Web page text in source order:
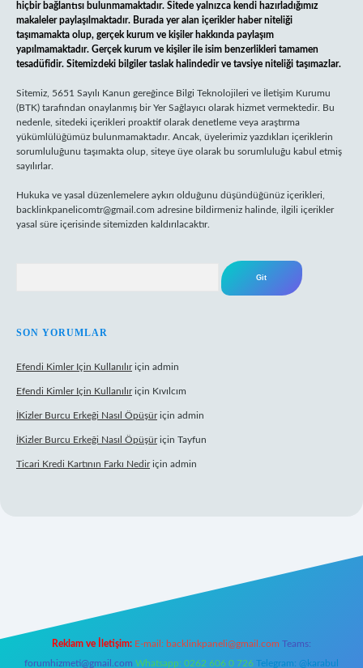
hiçbir bağlantısı bulunmamaktadır. Sitede yalnızca kendi hazırladığımız
makaleler paylaşılmaktadır. Burada yer alan içerikler haber niteliği
taşımamakta olup, gerçek kurum ve kişiler hakkında paylaşım
yapılmamaktadır. Gerçek kurum ve kişiler ile isim benzerlikleri tamamen
tesadüfidir. Sitemizdeki bilgiler taslak halindedir ve tavsiye niteliği taşımazlar.
Sitemiz, 5651 Sayılı Kanun gereğince Bilgi Teknolojileri ve İletişim Kurumu
(BTK) tarafından onaylanmış bir Yer Sağlayıcı olarak hizmet vermektedir. Bu
nedenle, sitedeki içerikleri proaktif olarak denetleme veya araştırma
yükümlülüğümüz bulunmamaktadır. Ancak, üyelerimiz yazdıkları içeriklerin
sorumluluğunu taşımakta olup, siteye üye olarak bu sorumluluğu kabul etmiş
sayılırlar.
Hukuka ve yasal düzenlemelere aykırı olduğunu düşündüğünüz içerikleri,
backlinkpanelicomtr@gmail.com adresine bildirmeniz halinde, ilgili içerikler
yasal süre içerisinde sitemizden kaldırılacaktır.
SON YORUMLAR
Efendi Kimler Için Kullanılıriçin admin
Efendi Kimler Için Kullanılıriçin Kıvılcım
İKizler Burcu Erkeği Nasıl Öpüşüriçin admin
İKizler Burcu Erkeği Nasıl Öpüşüriçin Tayfun
Ticari Kredi Kartının Farkı Nediriçin admin
Reklam ve İletişim: E-mail: backlinkpaneli@gmail.com Teams:
forumhizmeti@gmail.com Whatsapp: 0262 606 0 726 Telegram: @karabul